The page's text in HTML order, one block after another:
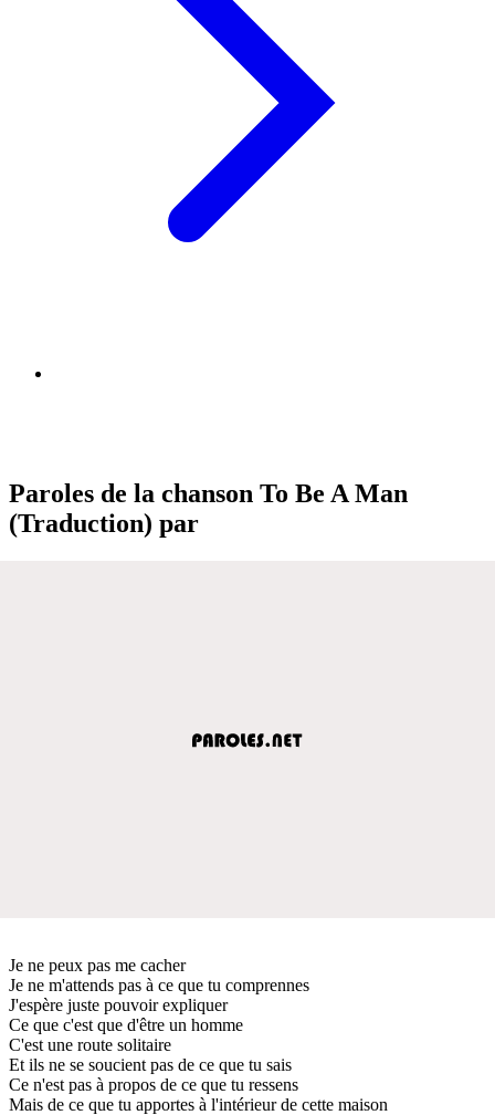
Paroles de la chanson To Be A Man
(Traduction) par
Je ne peux pas me cacher
Je ne m'attends pas à ce que tu comprennes
J'espère juste pouvoir expliquer
Ce que c'est que d'être un homme
C'est une route solitaire
Et ils ne se soucient pas de ce que tu sais
Ce n'est pas à propos de ce que tu ressens
Mais de ce que tu apportes à l'intérieur de cette maison